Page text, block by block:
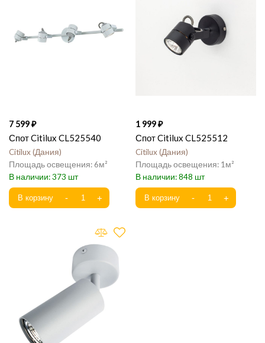
7 599
Спот Citilux CL525540
Citilux Дания
6
373
1 999
Спот Citilux CL525512
Citilux Дания
1
848